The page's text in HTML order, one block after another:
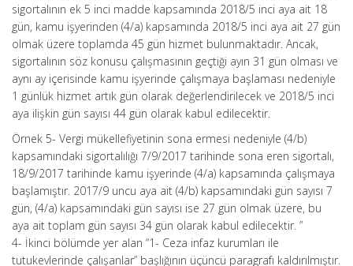
sigortalının ek 5 inci madde kapsamında 2018/5 inci aya ait 18
gün, kamu işyerinden (4/a) kapsamında 2018/5 inci aya ait 27 gün
olmak üzere toplamda 45 gün hizmet bulunmaktadır. Ancak,
sigortalının söz konusu çalışmasının geçtiği ayın 31 gün olması ve
aynı ay içerisinde kamu işyerinde çalışmaya başlaması nedeniyle
1 günlük hizmet artık gün olarak değerlendirilecek ve 2018/5 inci
aya ilişkin gün sayısı 44 gün olarak kabul edilecektir.
Örnek 5- Vergi mükellefiyetinin sona ermesi nedeniyle (4/b)
kapsamındaki sigortalılığı 7/9/2017 tarihinde sona eren sigortalı,
18/9/2017 tarihinde kamu işyerinde (4/a) kapsamında çalışmaya
başlamıştır. 2017/9 uncu aya ait (4/b) kapsamındaki gün sayısı 7
gün, (4/a) kapsamındaki gün sayısı ise 27 gün olmak üzere, bu
aya ait toplam gün sayısı 34 gün olarak kabul edilecektir. ”
4- İkinci bölümde yer alan “1- Ceza infaz kurumları ile
tutukevlerinde çalışanlar” başlığının üçüncü paragrafı kaldırılmıştır.